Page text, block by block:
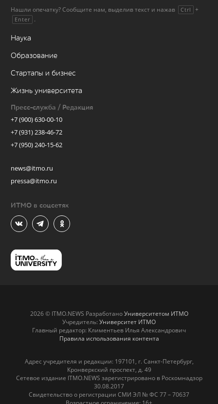
Нашли опечатку? Сообщите нам, выделив текст и нажав Ctrl +
Enter .
Наука
Образование
Стартапы и бизнес
Жизнь университета
Пресс-служба / Редакция
+7 (900) 630-00-10
+7 (931) 238-46-72
+7 (950) 240-15-62
news@itmo.ru
pressa@itmo.ru
ИТМО в соцсетях
2026 © ITMO.NEWS РазработаноУниверситетом ИТМО
Учредитель: Университет ИТМО
Главный редактор: Климентьев Илья Александрович
Правила использования контента
Адрес учредителя и редакции: 197101, г. Санкт-Петербург,
Кронверкский проспект, д. 49
Сетевое издание ITMO.NEWS зарегистрировано в Роскомнадзор
30.08.2017
Свидетельство о регистрации СМИ ЭЛ № ФС 77 – 70637